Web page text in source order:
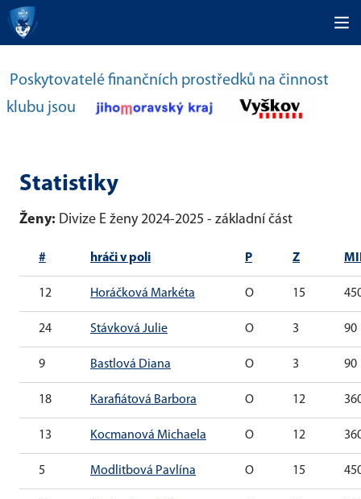
Poskytovatelé finančních prostředků na činnost
klubu jsou
Statistiky
Ženy: Divize E ženy 2024-2025 - základní část
# hráči v poli P Z
12 Horáčková Markéta O 15
24 Stávková Julie O 3 90
9 Bastlová Diana O 3 90
18 Karafiátová Barbora O 12
13 Kocmanová Michaela O 12
5 Modlitbová Pavlína O 15